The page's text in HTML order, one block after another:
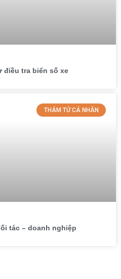
điều tra biển số xe
THÁM TỬ CÁ NHÂN
tác – doanh nghiệp